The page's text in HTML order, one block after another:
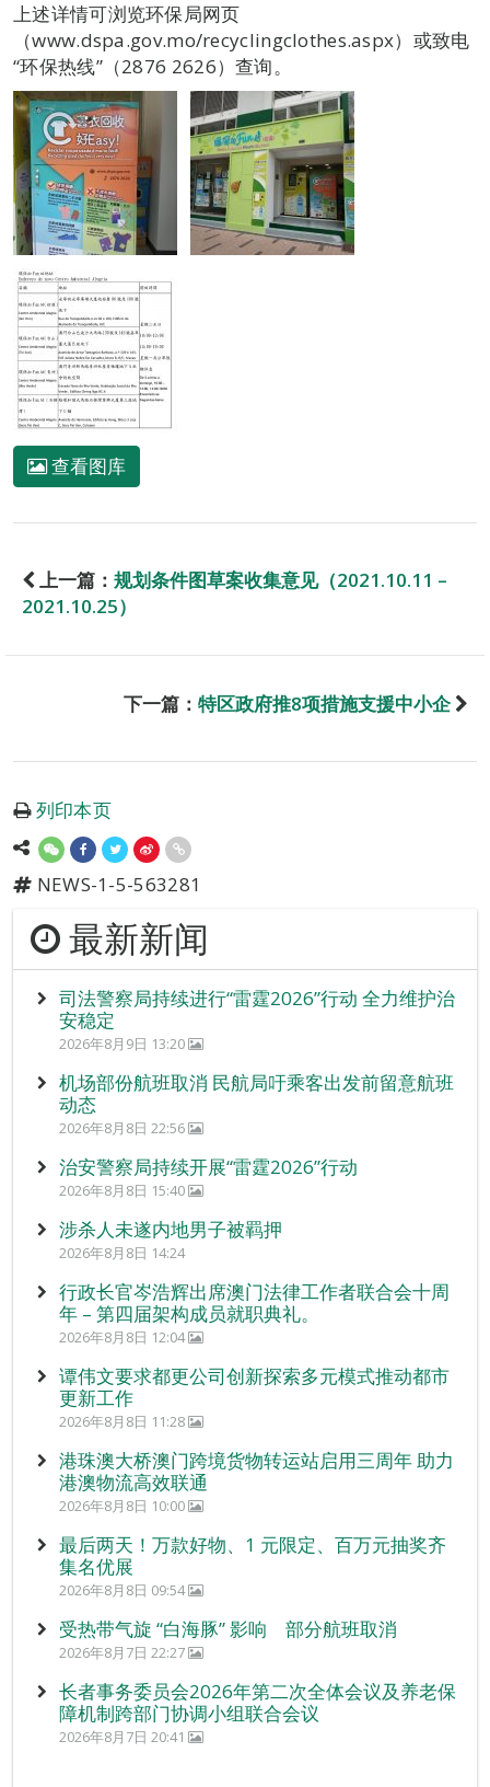
上述详情可浏览环保局网页
（www.dspa.gov.mo/recyclingclothes.aspx）或致电
“环保热线”（2876 2626）查询。
查看图库
上一篇： 规划条件图草案收集意见（2021.10.11 –
2021.10.25）
下一篇： 特区政府推8项措施支援中小企
列印本页
NEWS-1-5-563281
最新新闻
司法警察局持续进行“雷霆2026”行动 全力维护治
安稳定
2026年8月9日 13:20
机场部份航班取消 民航局吁乘客出发前留意航班
动态
2026年8月8日 22:56
治安警察局持续开展“雷霆2026”行动
2026年8月8日 15:40
涉杀人未遂内地男子被羁押
2026年8月8日 14:24
行政长官岑浩辉出席澳门法律工作者联合会十周
年 – 第四届架构成员就职典礼。
2026年8月8日 12:04
谭伟文要求都更公司创新探索多元模式推动都市
更新工作
2026年8月8日 11:28
港珠澳大桥澳门跨境货物转运站启用三周年 助力
港澳物流高效联通
2026年8月8日 10:00
最后两天！万款好物、1 元限定、百万元抽奖齐
集名优展
2026年8月8日 09:54
受热带气旋 “白海豚” 影响 部分航班取消
2026年8月7日 22:27
长者事务委员会2026年第二次全体会议及养老保
障机制跨部门协调小组联合会议
2026年8月7日 20:41